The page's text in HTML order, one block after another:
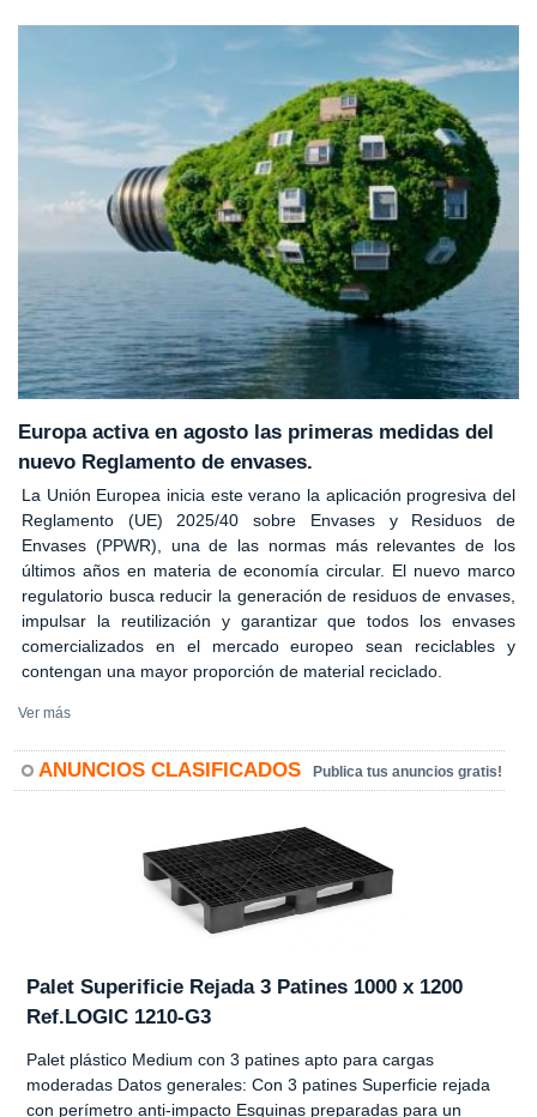
Europa activa en agosto las primeras medidas del
nuevo Reglamento de envases.
La Unión Europea inicia este verano la aplicación progresiva del
Reglamento (UE) 2025/40 sobre Envases y Residuos de
Envases (PPWR), una de las normas más relevantes de los
últimos años en materia de economía circular. El nuevo marco
regulatorio busca reducir la generación de residuos de envases,
impulsar la reutilización y garantizar que todos los envases
comercializados en el mercado europeo sean reciclables y
contengan una mayor proporción de material reciclado.
Ver más
ANUNCIOS CLASIFICADOS Publica tus anuncios gratis!
Palet Superificie Rejada 3 Patines 1000 x 1200
Ref.LOGIC 1210-G3
Palet plástico Medium con 3 patines apto para cargas
moderadas Datos generales: Con 3 patines Superficie rejada
con perímetro anti-impacto Esquinas preparadas para un